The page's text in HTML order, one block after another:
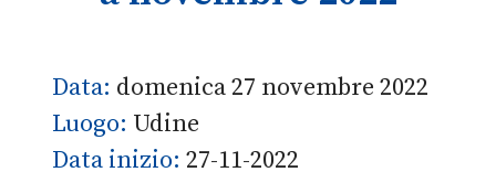
Data: domenica 27 novembre 2022
Luogo: Udine
Data inizio: 27-11-2022